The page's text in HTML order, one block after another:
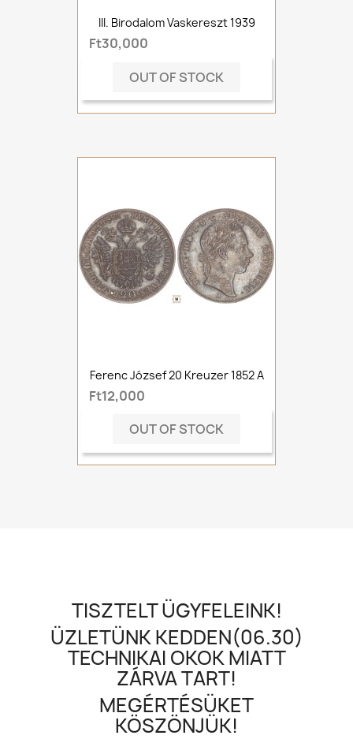
III. Birodalom Vaskereszt 1939
Ft30,000
OUT OF STOCK
Ferenc József 20 Kreuzer 1852 A
Ft12,000
OUT OF STOCK
TISZTELT ÜGYFELEINK!
ÜZLETÜNK KEDDEN(06.30)
TECHNIKAI OKOK MIATT
ZÁRVA TART!
MEGÉRTÉSÜKET
KÖSZÖNJÜK!